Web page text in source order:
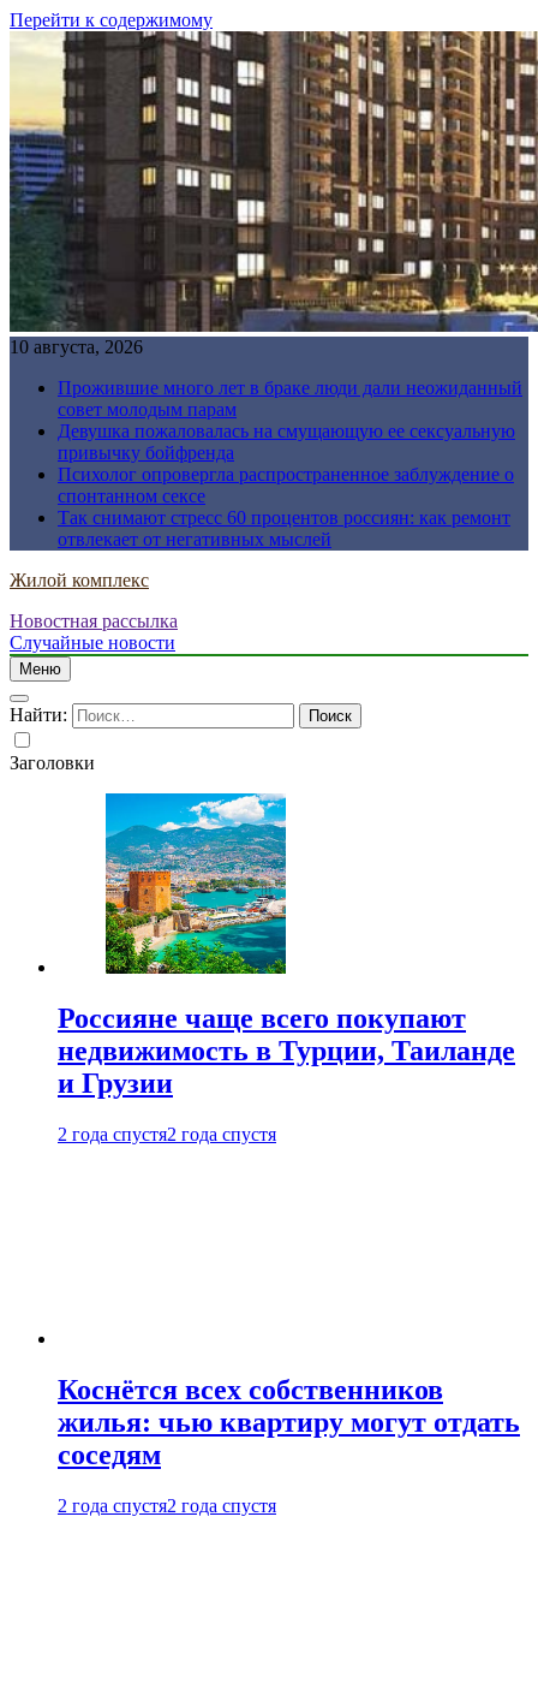
Перейти к содержимому
10 августа, 2026
Прожившие много лет в браке люди дали неожиданный
совет молодым парам
Девушка пожаловалась на смущающую ее сексуальную
привычку бойфренда
Психолог опровергла распространенное заблуждение о
спонтанном сексе
Так снимают стресс 60 процентов россиян: как ремонт
отвлекает от негативных мыслей
Жилой комплекс
Новостная рассылка
Случайные новости
Меню
Найти:
Заголовки
Россияне чаще всего покупают
недвижимость в Турции, Таиланде
и Грузии
2 года спустя2 года спустя
Коснётся всех собственников
жилья: чью квартиру могут отдать
соседям
2 года спустя2 года спустя